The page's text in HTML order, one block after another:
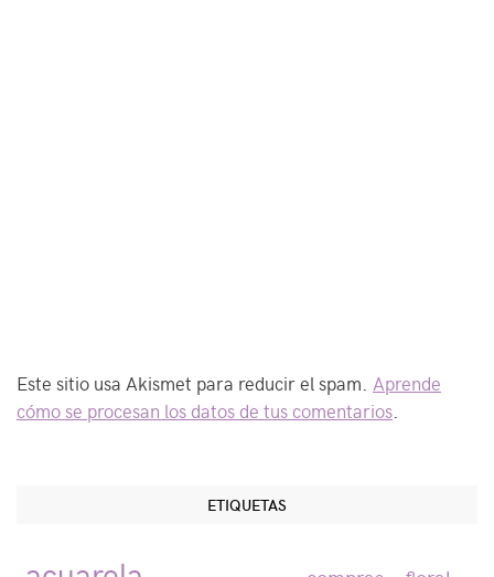
Este sitio usa Akismet para reducir el spam. Aprende
cómo se procesan los datos de tus comentarios
ETIQUETAS